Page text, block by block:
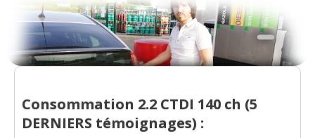
Puissance moteur et relances :31
n'aiment pas
Couple moteur:26aiment1n'aime pas
Autonomie:1aime
sport+FAP versio(0 )
17/20
2.2 CTDI 140 ch 115000 km, 2008,
executive cu(0 )
19/20 2.2 CTDI 140 ch 2010 - 92000km
)
Consommation 2.2 CTDI 140 ch (5
DERNIERS témoignages) :